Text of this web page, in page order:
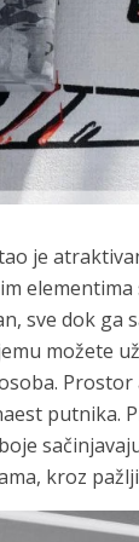
je
sve dok ga
možete
putnika.
kroz